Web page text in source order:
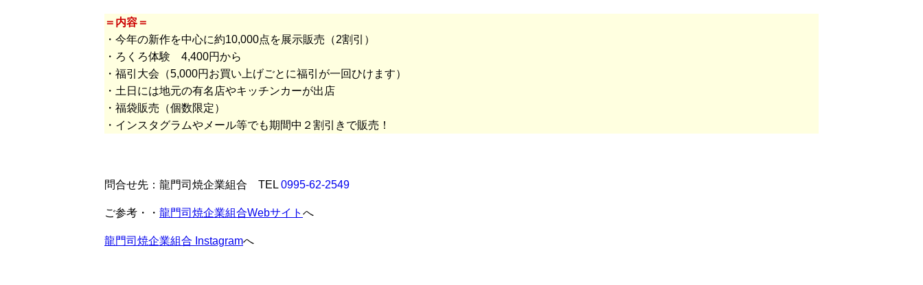
＝内容＝
・今年の新作を中心に約10,000点を展示販売（2割引）
・ろくろ体験 4,400円から
・福引大会（5,000円お買い上げごとに福引が一回ひけます）
・土日には地元の有名店やキッチンカーが出店
・福袋販売（個数限定）
・インスタグラムやメール等でも期間中２割引きで販売！
問合せ先：龍門司焼企業組合 TEL 0995-62-2549
ご参考・・ 龍門司焼企業組合Webサイト へ
龍門司焼企業組合 Instagramへ